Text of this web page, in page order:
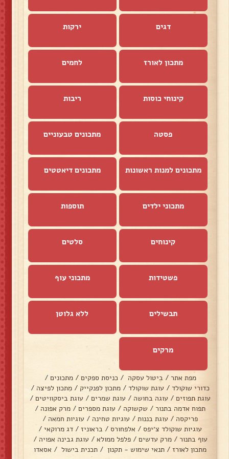
דגים ירקות
מתכון לאורז לחמים
קינוחי כוסות ריבות
פסטה מתכונים טבעוניים
מתכונים למנות ראשונות מתכונים דיאטטים
מתכוני ילדים תוספות
קינוחים סלטים
פשטידות מתכוני עוף
תבשילים ללא גלוטן
מרקים
מפת אתר / ביטול עסקה / כניסת ספקים / מתכונים /
כדורי שוקולד / עוגת שוקולד / מתכון לפנקייק / מתכון לפיצה /
עוגת תפוזים / עוגה בחושה / עוגת שמרים / עוגת ביסקוויטים /
תפוח אדמה בתנור / שקשוקה / עוגת מספרים / מרק אפונה /
פריקסה / עוגת בננות / עוגיות טחינה / עוגיות חמאה /
עוגיות שוקולד צ׳יפס / אלפחורס / בראוניז / דג מרוקאי /
עוף בתנור / מרק עדשים / פלפל ממולא / עוגת גבינה אפויה /
מתכון לאורז / תנאי שימוש - תקנון / תכנית בישול / אסאדו